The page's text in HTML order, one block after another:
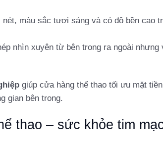
màu sắc tươi sáng và có độ bền cao
nhìn xuyên từ bên trong ra ngoài nhưng
giúp cửa hàng thể thao tối ưu mặt tiền
gian bên trong.
thao – sức khỏe tim